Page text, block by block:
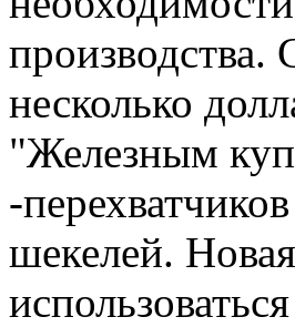
производства.
несколько
"Железным
-
шекелей.